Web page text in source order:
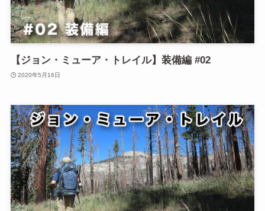
【ジョン・ミューア・トレイル】装備編 #02
2020年5月16日